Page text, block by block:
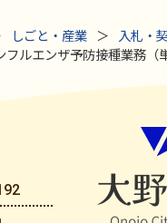
しごと・産業 入札・
ルエンザ予防接種業務（